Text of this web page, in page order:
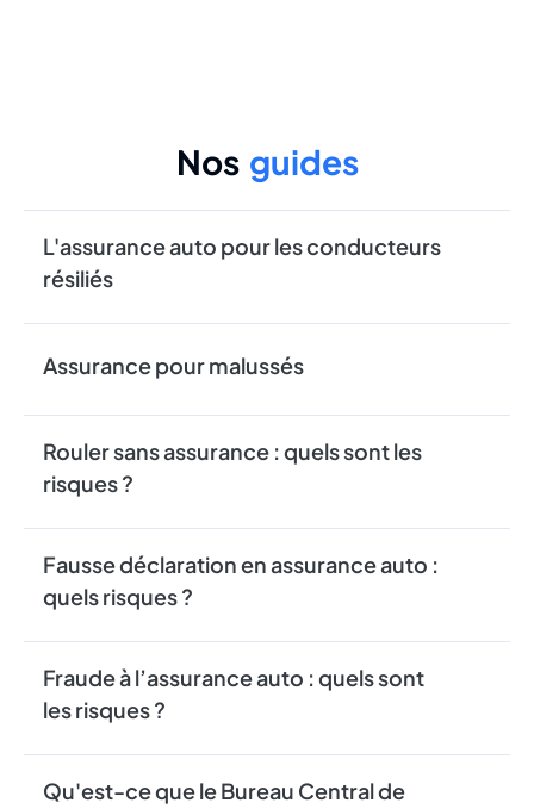
Nos guides
L'assurance auto pour les conducteurs
résiliés
Assurance pour malussés
Rouler sans assurance : quels sont les
risques ?
Fausse déclaration en assurance auto :
quels risques ?
Fraude à l’assurance auto : quels sont
les risques ?
Qu'est-ce que le Bureau Central de